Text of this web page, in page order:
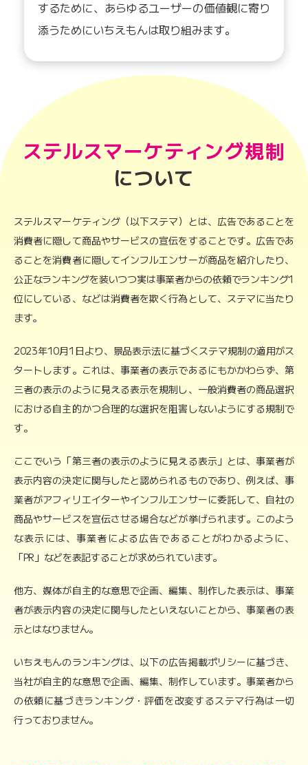
するために、あらゆるユーザーの価値観に寄り
添うためにいちえもんは取り組みます。
ステルスマーケティング規制
について
ステルスマーケティング（以下ステマ）とは、広告であることを
消費者に隠して商品やサービスの宣伝をすることです。広告であ
ることを消費者に隠してインフルエンサーが商品を紹介したり、
公正なランキングを装いつつ実は事業者からの依頼でランキング1
位にしている、などは消費者を欺く行為として、ステマに当たり
ます。
2023年10月1日より、景品表示法に基づくステマ規制の適用がス
タートします。これは、事業者の表示であるにもかかわらず、第
三者の表示のように見える表示を規制し、一般消費者の商品選択
における自主的かつ合理的な選択を阻害しないようにする規制で
す。
ここでいう「第三者の表示のように見える表示」とは、事業者が
表示内容の決定に関与したと認められるものであり、例えば、事
業者がアフィリエイターやインフルエンサーに委託して、自社の
商品やサービスを宣伝させる場合などが挙げられます。このよう
な表示には、事業者による広告であることがわかるように、
「PR」などを表記することが求められています。
他方、媒体が自主的な意思で企画、編集、制作した表示は、事業
者が表示内容の決定に関与したといえないことから、事業者の表
示とはなりません。
いちえもんのランキングは、以下の広告掲載ポリシーに基づき、
当社が自主的な意思で企画、編集、制作しています。事業者から
の依頼に基づきランキング・評価を改変するステマ行為は一切
行っておりません。